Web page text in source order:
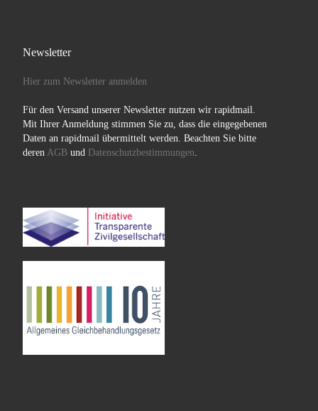
Newsletter
Hier zum Newsletter anmelden
Für den Versand unserer Newsletter nutzen wir rapidmail.
Mit Ihrer Anmeldung stimmen Sie zu, dass die eingegebenen
Daten an rapidmail übermittelt werden. Beachten Sie bitte
deren AGBund Datenschutzbestimmungen